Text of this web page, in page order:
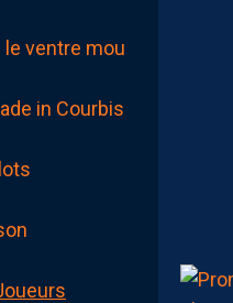
le ventre mou
in Courbis